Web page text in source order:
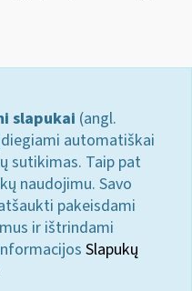
slapukai (angl.
automatiškai
sutikimas. Taip pat
naudojimu. Savo
pakeisdami
ir ištrindami
Slapukų